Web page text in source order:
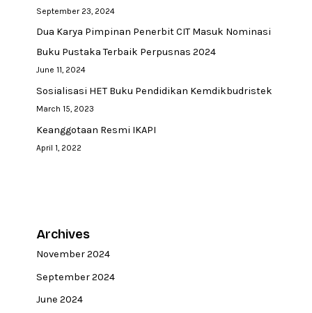
September 23, 2024
Dua Karya Pimpinan Penerbit CIT Masuk Nominasi
Buku Pustaka Terbaik Perpusnas 2024
June 11, 2024
Sosialisasi HET Buku Pendidikan Kemdikbudristek
March 15, 2023
Keanggotaan Resmi IKAPI
April 1, 2022
Archives
November 2024
September 2024
June 2024